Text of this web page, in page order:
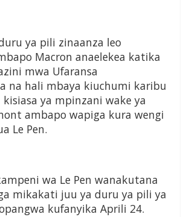
ya pili zinaanza leo
Macron anaelekea katika
mwa Ufaransa
na hali mbaya kiuchumi karibu
kisiasa ya mpinzani wake ya
ambapo wapiga kura wengi
Le Pen.
wa Le Pen wanakutana
mikakati juu ya duru ya pili ya
kufanyika Aprili 24.